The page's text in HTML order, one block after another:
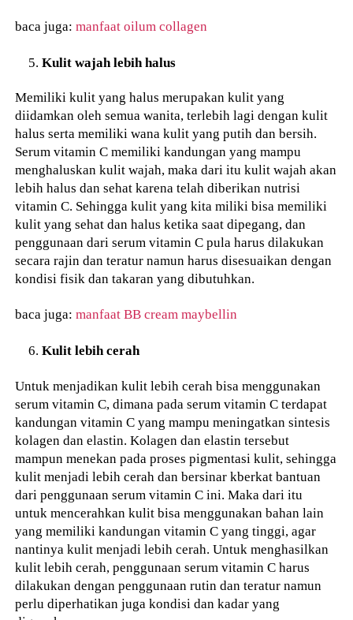
baca juga:manfaat oilum collagen
Kulit wajah lebih halus
Memiliki kulit yang halus merupakan kulit yang
diidamkan oleh semua wanita, terlebih lagi dengan kulit
halus serta memiliki wana kulit yang putih dan bersih.
Serum vitamin C memiliki kandungan yang mampu
menghaluskan kulit wajah, maka dari itu kulit wajah akan
lebih halus dan sehat karena telah diberikan nutrisi
vitamin C. Sehingga kulit yang kita miliki bisa memiliki
kulit yang sehat dan halus ketika saat dipegang, dan
penggunaan dari serum vitamin C pula harus dilakukan
secara rajin dan teratur namun harus disesuaikan dengan
kondisi fisik dan takaran yang dibutuhkan.
baca juga:manfaat BB cream maybellin
Kulit lebih cerah
Untuk menjadikan kulit lebih cerah bisa menggunakan
serum vitamin C, dimana pada serum vitamin C terdapat
kandungan vitamin C yang mampu meningatkan sintesis
kolagen dan elastin. Kolagen dan elastin tersebut
mampun menekan pada proses pigmentasi kulit, sehingga
kulit menjadi lebih cerah dan bersinar kberkat bantuan
dari penggunaan serum vitamin C ini. Maka dari itu
untuk mencerahkan kulit bisa menggunakan bahan lain
yang memiliki kandungan vitamin C yang tinggi, agar
nantinya kulit menjadi lebih cerah. Untuk menghasilkan
kulit lebih cerah, penggunaan serum vitamin C harus
dilakukan dengan penggunaan rutin dan teratur namun
perlu diperhatikan juga kondisi dan kadar yang